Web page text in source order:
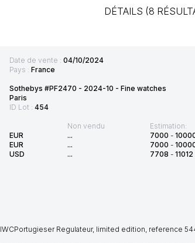
DÉTAILS (8
Date de vente : 04/10/2024
Pays : France
Sothebys #PF2470 - 2024-10 - Fine watches
Paris
ID Lot : 454
EUR
EUR
USD
Non vendu
...
...
...
Estimation:
7000 -
7000 -
7708 - 11012
IWCPortugieser Regulateur, limited edition, reference